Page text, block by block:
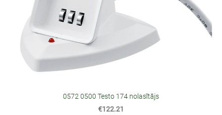
0572 0500 Testo 174 nolasītājs
€122.21